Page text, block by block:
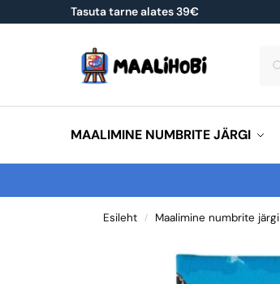
Tasuta tarne alates 39€
MAALIMINE NUMBRITE JÄRGI
Esileht / Maalimine numbrite järgi